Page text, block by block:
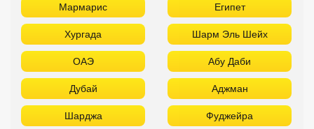
Мармарис Египет
Хургада Шарм Эль Шейх
ОАЭ Абу Даби
Дубай Аджман
Шарджа Фуджейра